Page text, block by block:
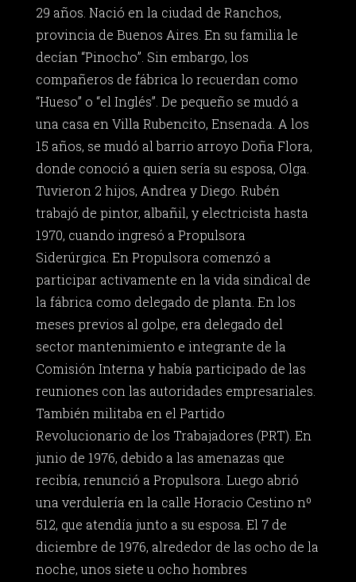
29 años. Nació en la ciudad de Ranchos,
provincia de Buenos Aires. En su familia le
decían “Pinocho”. Sin embargo, los
compañeros de fábrica lo recuerdan como
“Hueso” o “el Inglés”. De pequeño se mudó a
una casa en Villa Rubencito, Ensenada. A los
15 años, se mudó al barrio arroyo Doña Flora,
donde conoció a quien sería su esposa, Olga.
Tuvieron 2 hijos, Andrea y Diego. Rubén
trabajó de pintor, albañil, y electricista hasta
1970, cuando ingresó a Propulsora
Siderúrgica. En Propulsora comenzó a
participar activamente en la vida sindical de
la fábrica como delegado de planta. En los
meses previos al golpe, era delegado del
sector mantenimiento e integrante de la
Comisión Interna y había participado de las
reuniones con las autoridades empresariales.
También militaba en el Partido
Revolucionario de los Trabajadores (PRT). En
junio de 1976, debido a las amenazas que
recibía, renunció a Propulsora. Luego abrió
una verdulería en la calle Horacio Cestino nº
512, que atendía junto a su esposa. El 7 de
diciembre de 1976, alrededor de las ocho de la
noche, unos siete u ocho hombres